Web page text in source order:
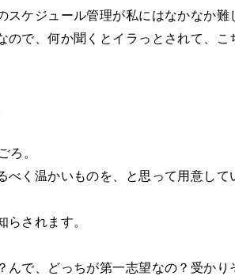
ケジュール管理が私にはなかなか難
ので、何か聞くとイラっとされて、こ
ろ。
く温かいものを、と思って用意して
されます。
んで、どっちが第一志望なの？受かり